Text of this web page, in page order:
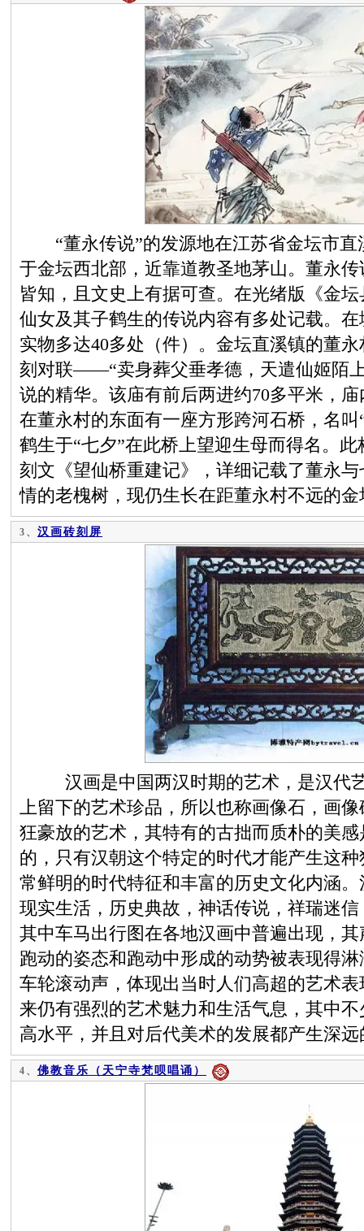
“董永传说”的发源地在江苏省金坛市直
于金坛西北部，近靠道教圣地茅山。董永
皆知，且文史上有据可查。在光绪版《金
仙女及其子鹤生的传说内容有多处记载。
实物多达40多处（件）。金坛直溪镇的董
刻对联——“卖身葬父垂孝德，天遣仙姬陌
说的精华。该庙有前后两进约70多平米，
在董永村的东面有一座方形跨河石桥，名
鹤生于“七夕”在此桥上望迎生母而得名。
刻文《望仙桥重建记》，详细记载了董永
情的老槐树，现仍生长在距董永村不远的
3、 汉画砖刻屏
汉画是中国两汉时期的艺术，是汉代艺
上留下的艺术珍品，所以也称画像石，画
狂豪放的艺术，其特有的古拙而质朴的美
的，只有汉朝这个特定的时代才能产生这
常鲜明的时代特征和丰富的历史文化内涵
现实生活，历史典故，神话传说，祥瑞迷
其中车马出行图在各地汉画中普遍出现，
跑动的姿态和跑动中形成的动势被表现得
车轮滚动声，体现出当时人们高超的艺术
来仍有强烈的艺术魅力和生活气息，其中
高水平，并且对后代美术的发展都产生深
4、 佛教音乐（天宁寺梵呗唱诵）